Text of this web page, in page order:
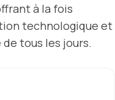
à la fois
technologique et
tous les jours.